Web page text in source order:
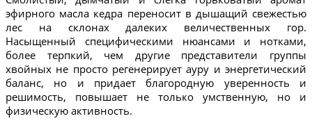
эфирного масла кедра переносит в дышащий свежестью
лес на склонах далеких величественных гор.
Насыщенный специфическими нюансами и нотками,
более терпкий, чем другие представители группы
хвойных не просто регенерирует ауру и энергетический
баланс, но и придает благородную уверенность и
решимость, повышает не только умственную, но и
физическую активность.